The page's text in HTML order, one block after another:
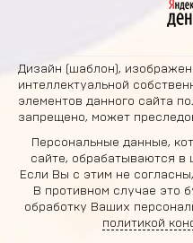
Дизайн (шаблон),
интеллектуальной
элементов данного сайта
запрещено, может
Персональные данные,
сайте, обрабатываются в
Если Вы с этим не
В противном случае это
обработку Ваших
политикой